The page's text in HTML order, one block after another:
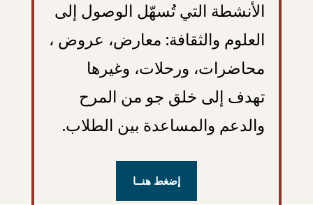
الأنشطة التي تُسهّل الوصول إلى
العلوم والثقافة: معارض، عروض ،
محاضرات، ورحلات، وغيرها
تهدف إلى خلق جو من المرح
والدعم والمساعدة بين الطلاب.
إضغط هنــا